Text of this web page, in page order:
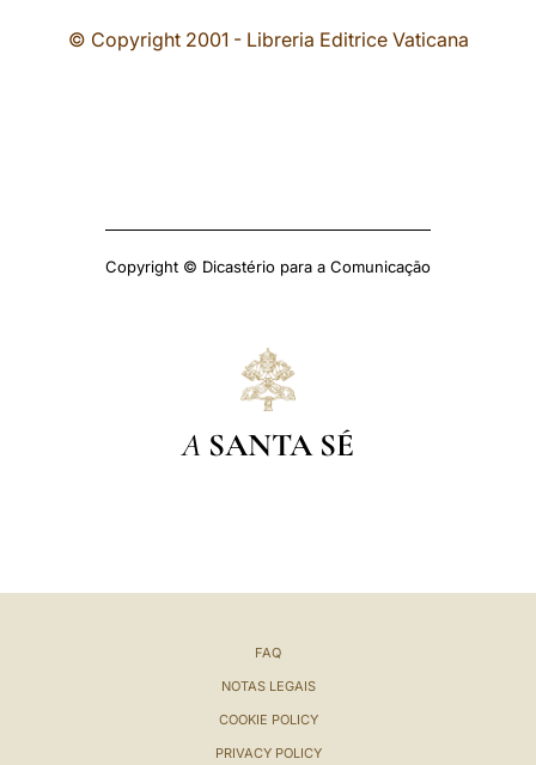
© Copyright 2001 - Libreria Editrice Vaticana
Copyright © Dicastério para a Comunicação
A SANTA SÉ
FAQ
NOTAS LEGAIS
COOKIE POLICY
PRIVACY POLICY